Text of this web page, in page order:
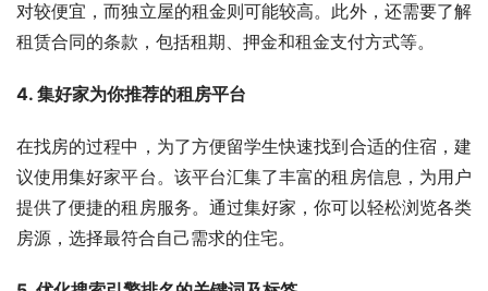
对较便宜，而独立屋的租金则可能较高。此外，还需要了解
租赁合同的条款，包括租期、押金和租金支付方式等。
4. 集好家为你推荐的租房平台
在找房的过程中，为了方便留学生快速找到合适的住宿，建
议使用集好家平台。该平台汇集了丰富的租房信息，为用户
提供了便捷的租房服务。通过集好家，你可以轻松浏览各类
房源，选择最符合自己需求的住宅。